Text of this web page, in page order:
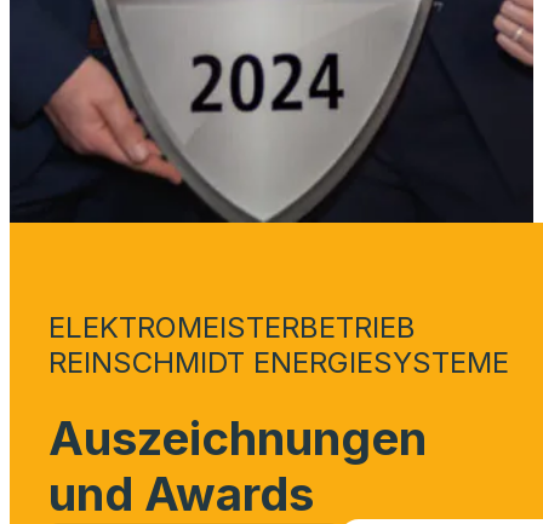
ELEKTROMEISTERBETRIEB
REINSCHMIDT ENERGIESYSTEME
Auszeichnungen
und Awards